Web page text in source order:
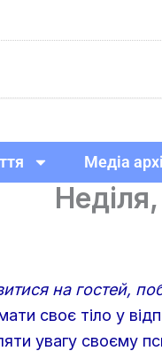
Медіа
на гостей,
своє тіло у
увагу своєму